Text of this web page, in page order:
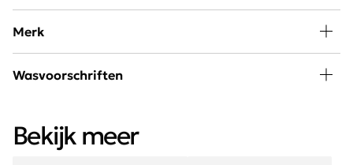
Merk
In de collectie van Enjoy Womenswear vind je elk seizoen
aanvoer van nieuwe artikelen blijft dit merk constant
vernieuwend en on trend!
Wasvoorschriften
Bekijk meer